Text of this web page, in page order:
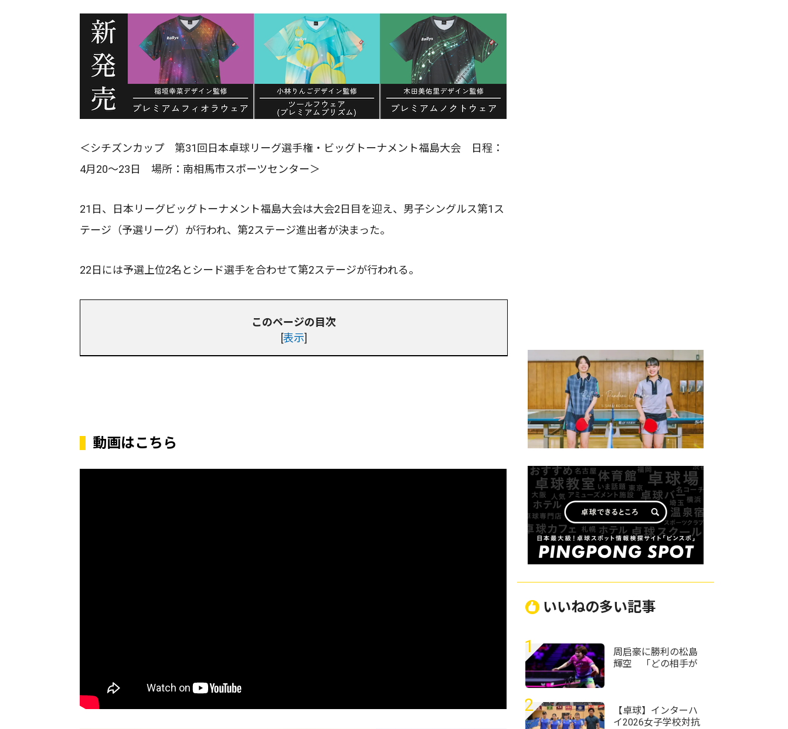
＜シチズンカップ 第31回日本卓球リーグ選手権・ビッグトーナメント福島大会 日程：
4月20～23日 場所：南相馬市スポーツセンター＞
21日、日本リーグビッグトーナメント福島大会は大会2日目を迎え、男子シングルス第1ス
テージ（予選リーグ）が行われ、第2ステージ進出者が決まった。
22日には予選上位2名とシード選手を合わせて第2ステージが行われる。
このページの目次
[表示]
動画はこちら
いいねの多い記事
1
周启豪に勝利の松島
輝空 「どの相手が
ピオンズ横浜2026＞
2
【卓球】インターハ
イ2026女子学校対抗